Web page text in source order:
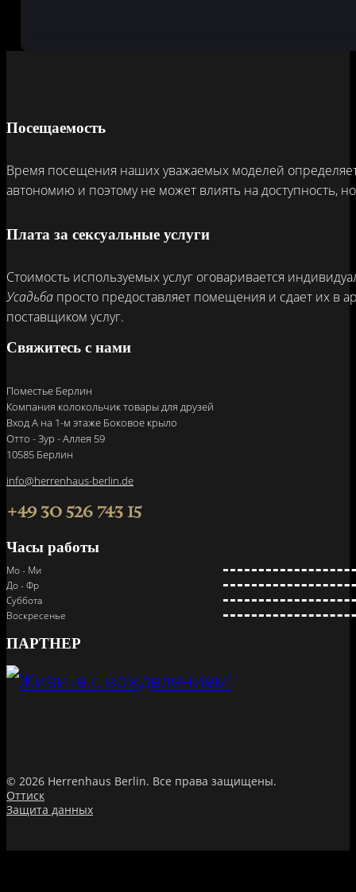
Посещаемость
Время посещения наших уважаемых моделей
автономию и поэтому не может влиять на доступность,
Плата за сексуальные услуги
Стоимость используемых услуг оговаривается
Усадьба просто предоставляет помещения и сдает их в
поставщиком услуг.
Свяжитесь с нами
Поместье Берлин
Компания колокольчик товары для друзей
Вход A на 1-м этаже Боковое крыло
Отто - Зур - Аллея 59
10585 Берлин
info@herrenhaus-berlin.de
+49 30 526 743 15
Часы работы
Мо - Ми
До - Фр
Суббота
Воскресенье
ПАРТНЕР
© 2026 Herrenhaus Berlin. Все права защищены.
Оттиск
Защита данных